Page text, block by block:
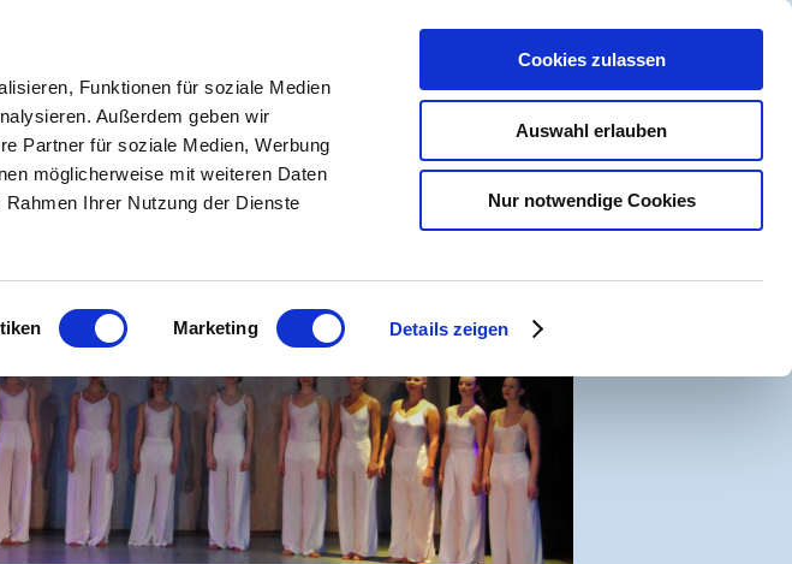
Funktionen für soziale Medien
Außerdem geben wir
Partner für soziale Medien, Werbung
möglicherweise mit weiteren Daten
Ihrer Nutzung der Dienste
Marketing Details zeigen
Cookies zulassen
Auswahl erlauben
Nur notwendige Cookies